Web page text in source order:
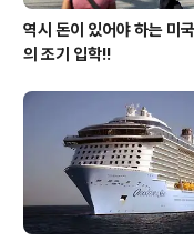
역시 돈이 있어야 하는 미
의 조기 입학!!